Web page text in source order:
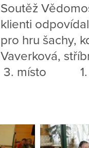
Soutěž
klienti
pro hru šachy,
Vaverková,
3. místo